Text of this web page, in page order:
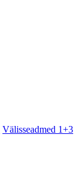
Välisseadmed 1+3